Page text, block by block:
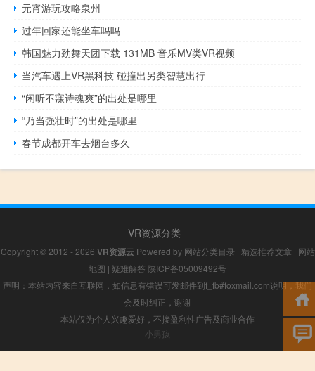
元宵游玩攻略泉州
过年回家还能坐车吗吗
韩国魅力劲舞天团下载 131MB 音乐MV类VR视频
当汽车遇上VR黑科技 碰撞出另类智慧出行
“闲听不寐诗魂爽”的出处是哪里
“乃当强壮时”的出处是哪里
春节成都开车去烟台多久
VR资源分类
Copyright © 2012 - 2026 VR资源云Powered by 网站分类目录 | 精选推荐文章 | 网站
地图 | 疑难解答 陕ICP备05009492号
声明：本站内容来自互联网，如信息有错误可发邮件到f_fb#foxmail.com说明，我们
会及时纠正，谢谢
本站仅为个人兴趣爱好，不接盈利性广告及商业合作
小男孩